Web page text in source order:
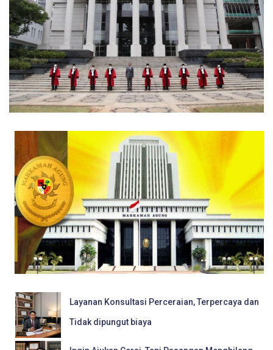
Layanan Konsultasi Perceraian, Terpercaya dan
Tidak dipungut biaya